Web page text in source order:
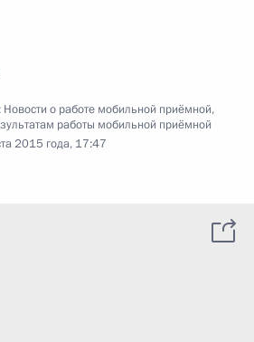
Новости о работе мобильной приёмной,
работы мобильной приёмной
2015 года, 17:47